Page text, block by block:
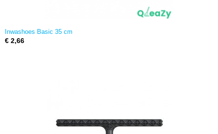
Inwashoes Basic 35 cm
€ 2,66